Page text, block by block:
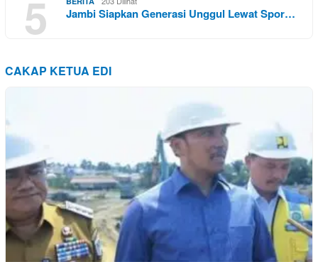
5 Jambi Siapkan Generasi Unggul Lewat Spor…
CAKAP KETUA EDI